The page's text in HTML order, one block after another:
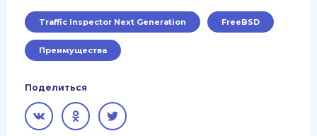
Traffic Inspector Next Generation FreeBSD
Преимущества
Поделиться